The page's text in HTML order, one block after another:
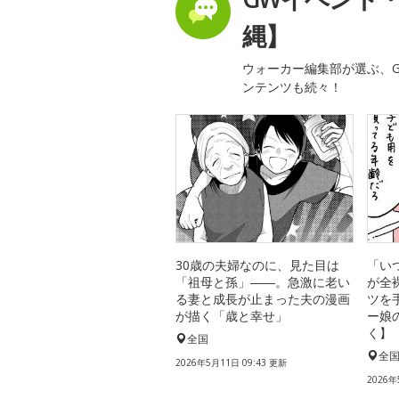
縄】
ウォーカー編集部が選ぶ、
ンテンツも続々！
30歳の夫婦なのに、見た目は
「祖母と孫」――。急激に老い
る妻と成長が止まった夫の漫画
が描く「歳と幸せ」
全国
2026年5月11日 09:43 更新
「
が全
ツを
ー娘
く】
全国
2026